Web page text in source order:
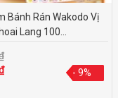
- 9%
Bánh Rán Wakodo Vị
Lang 100...
- 9%